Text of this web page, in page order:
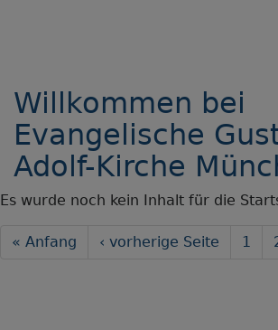
Willkommen bei
Evangelische
Adolf-Kirche
Es wurde noch kein Inhalt für die
Seitennummerierung
First
« Anfang
Vorherige
‹ vorherige Seite Seite
1